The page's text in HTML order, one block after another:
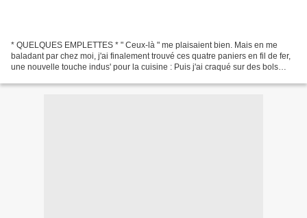
* QUELQUES EMPLETTES * " Ceux-là " me plaisaient bien. Mais en me
baladant par chez moi, j'ai finalement trouvé ces quatre paniers en fil de fer,
une nouvelle touche indus' pour la cuisine : Puis j'ai craqué sur des bols